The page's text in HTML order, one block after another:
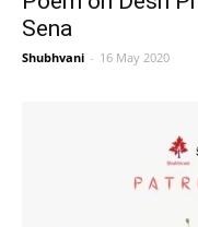
Sena
Shubhvani - 16 May 2020